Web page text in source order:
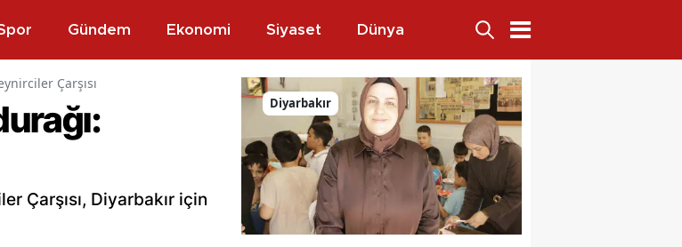
Gündem Ekonomi Siyaset Dünya
Çarşısı
Çarşısı, Diyarbakır için
Diyarbakır